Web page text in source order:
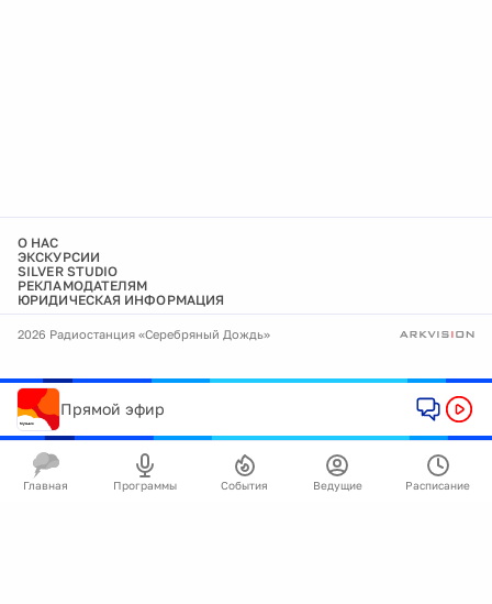
О НАС
ЭКСКУРСИИ
SILVER STUDIO
РЕКЛАМОДАТЕЛЯМ
ЮРИДИЧЕСКАЯ ИНФОРМАЦИЯ
2026 Радиостанция «Серебряный Дождь»
Прямой эфир
Главная Программы События Ведущие Расписание